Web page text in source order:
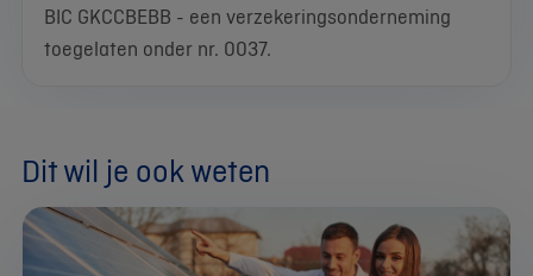
BIC GKCCBEBB - een verzekeringsonderneming
toegelaten onder nr. 0037.
Dit wil je ook weten